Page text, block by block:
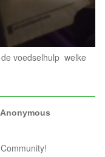
voedselhulp welke